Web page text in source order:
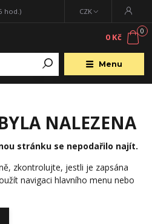
Menu
CZK
hod.)
0
0 Kč
NALEZENA
stránku se nepodařilo najít.
zkontrolujte, jestli je zapsána
navigaci hlavního menu nebo